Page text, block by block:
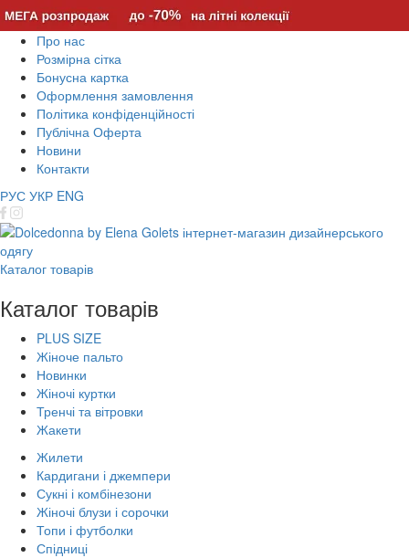
Про нас
Розмірна сітка
Бонусна картка
Оформлення замовлення
Політика конфіденційності
Публічна Оферта
Новини
Контакти
РУС УКР ENG
Каталог товарів
Каталог товарів
PLUS SIZE
Жіноче пальто
Новинки
Жіночі куртки
Тренчі та вітровки
Жакети
Жилети
Кардигани і джемпери
Сукні і комбінезони
Жіночі блузи і сорочки
Топи і футболки
Спідниці